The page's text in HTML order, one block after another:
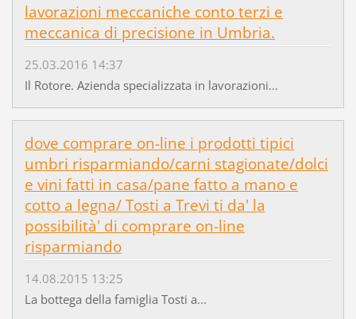
lavorazioni meccaniche conto terzi e
meccanica di precisione in Umbria.
25.03.2016 14:37
Il Rotore. Azienda specializzata in lavorazioni...
dove comprare on-line i prodotti tipici
umbri risparmiando/carni stagionate/dolci
e vini fatti in casa/pane fatto a mano e
cotto a legna/ Tosti a Trevi ti da' la
possibilità' di comprare on-line
risparmiando
14.08.2015 13:25
La bottega della famiglia Tosti a...